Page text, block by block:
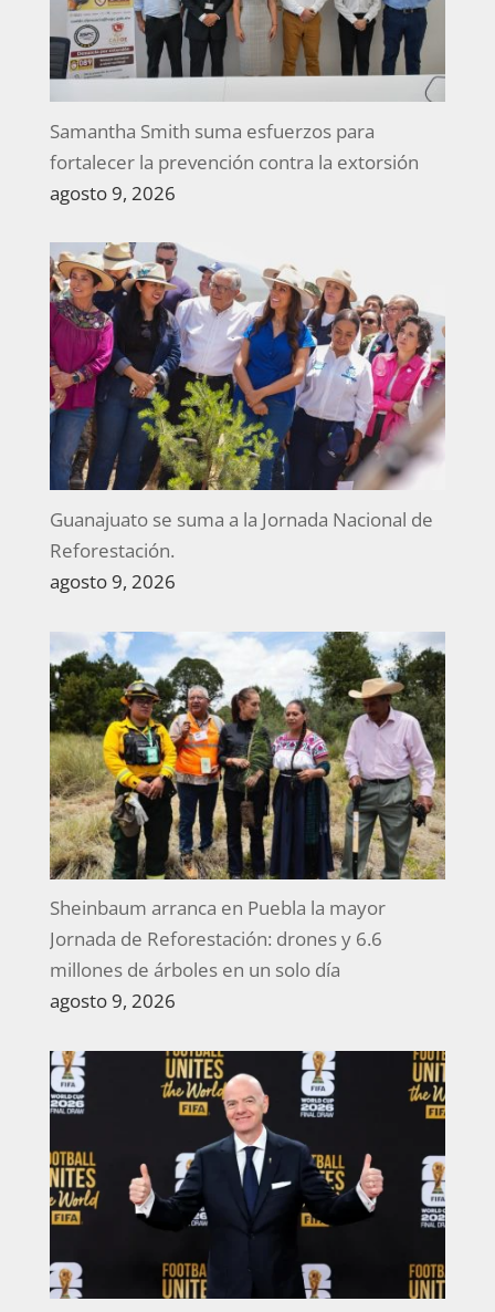
Samantha Smith suma esfuerzos para
fortalecer la prevención contra la extorsión
agosto 9, 2026
Guanajuato se suma a la Jornada Nacional de
Reforestación.
agosto 9, 2026
Sheinbaum arranca en Puebla la mayor
Jornada de Reforestación: drones y 6.6
millones de árboles en un solo día
agosto 9, 2026